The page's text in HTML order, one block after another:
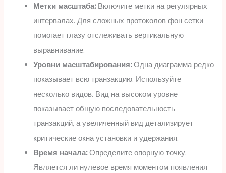
Метки масштаба:Включите метки на регулярных
интервалах. Для сложных протоколов фон сетки
помогает глазу отслеживать вертикальную
выравнивание.
Уровни масштабирования:Одна диаграмма редко
показывает всю транзакцию. Используйте
несколько видов. Вид на высоком уровне
показывает общую последовательность
транзакций, а увеличенный вид детализирует
критические окна установки и удержания.
Время начала:Определите опорную точку.
Является ли нулевое время моментом появления